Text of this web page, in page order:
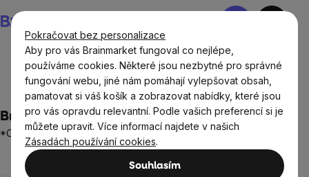
Pokračovat bez personalizace
Aby pro vás Brainmarket fungoval co nejlépe,
používáme cookies. Některé jsou nezbytné pro správné
fungování webu, jiné nám pomáhají vylepšovat obsah,
pamatovat si váš košík a zobrazovat nabídky, které jsou
pro vás opravdu relevantní. Podle vašich preferencí si je
můžete upravit. Více informací najdete v našich
Zásadách používání cookies.
Souhlasím
na
obsah
Nákupní
Potraviny Nápoje Čaje Zelené čaje
BrainMax Pure® Sencha Grade 1, BIO, 100 g
*CZ-BIO-001 certifikát / BIO zelený čaj nejvyšší kvality
Průměrné
hodnocení
4 hodnocení